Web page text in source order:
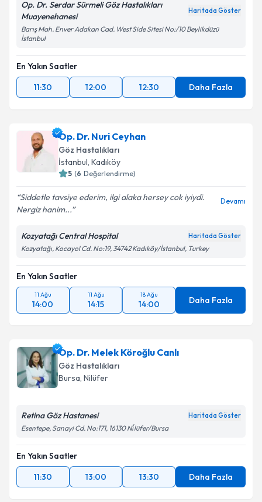
Op. Dr. Serdar Sürmeli Göz Hastalıkları
Muayenehanesi
Haritada Göster
Barış Mah. Enver Adakan Cad. West Side Sitesi No:/10 Beylikdüzü
İstanbul
En Yakın Saatler
11:30
12:00 12:30 Daha Fazla
Op. Dr. Nuri Ceyhan
Göz Hastalıkları
İstanbul, Kadıköy
5 (6 Değerlendirme)
Siddetle tavsiye ederim, ilgi alaka hersey cok iyiydi.
Nergiz hanim...
Devamı
Kozyatağı Central Hospital Haritada Göster
Kozyatağı, Kocayol Cd. No:19, 34742 Kadıköy/İstanbul, Turkey
En Yakın Saatler
11 Ağu
14:00
11 Ağu
14:15
18 Ağu
14:00 Daha Fazla
Op. Dr. Melek Köroğlu Canlı
Göz Hastalıkları
Bursa, Nilüfer
Retina Göz Hastanesi Haritada Göster
Esentepe, Sanayi Cd. No:171, 16130 Ni̇lüfer/Bursa
En Yakın Saatler
11:30
13:00 13:30 Daha Fazla